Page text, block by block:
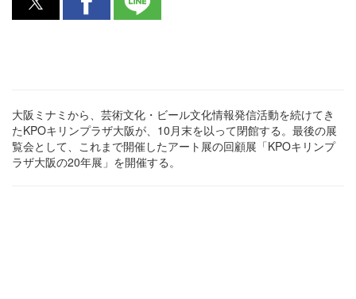
大阪ミナミから、芸術文化・ビール文化情報発信活動を続けてき
たKPOキリンプラザ大阪が、10月末を以って閉館する。最後の展
覧会として、これまで開催したアート展の回顧展「KPOキリンプ
ラザ大阪の20年展」を開催する。